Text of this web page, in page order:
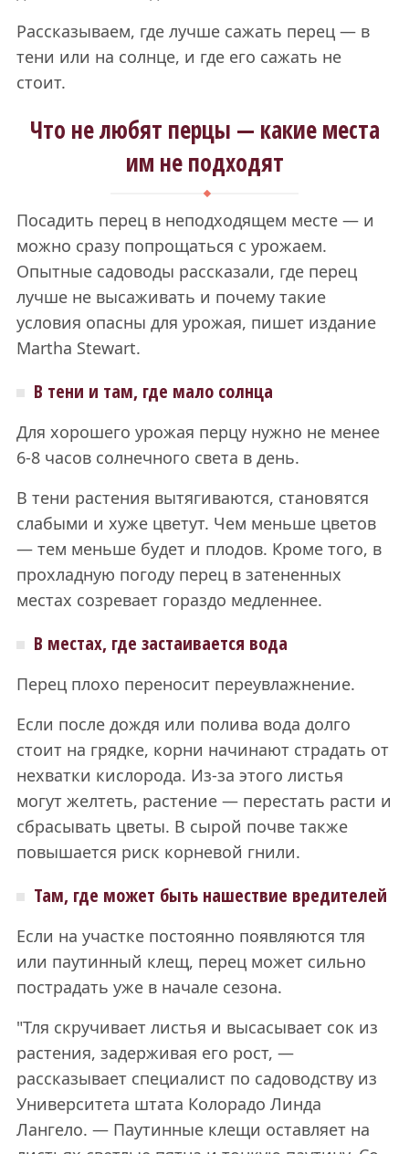
Рассказываем, где лучше сажать перец — в
тени или на солнце, и где его сажать не
стоит.
Что не любят перцы — какие места
им не подходят
Посадить перец в неподходящем месте — и
можно сразу попрощаться с урожаем.
Опытные садоводы рассказали, где перец
лучше не высаживать и почему такие
условия опасны для урожая, пишет издание
Martha Stewart.
В тени и там, где мало солнца
Для хорошего урожая перцу нужно не менее
6-8 часов солнечного света в день.
В тени растения вытягиваются, становятся
слабыми и хуже цветут. Чем меньше цветов
— тем меньше будет и плодов. Кроме того, в
прохладную погоду перец в затененных
местах созревает гораздо медленнее.
В местах, где застаивается вода
Перец плохо переносит переувлажнение.
Если после дождя или полива вода долго
стоит на грядке, корни начинают страдать от
нехватки кислорода. Из-за этого листья
могут желтеть, растение — перестать расти и
сбрасывать цветы. В сырой почве также
повышается риск корневой гнили.
Там, где может быть нашествие вредителей
Если на участке постоянно появляются тля
или паутинный клещ, перец может сильно
пострадать уже в начале сезона.
"Тля скручивает листья и высасывает сок из
растения, задерживая его рост, —
рассказывает специалист по садоводству из
Университета штата Колорадо Линда
Лангело. — Паутинные клещи оставляет на